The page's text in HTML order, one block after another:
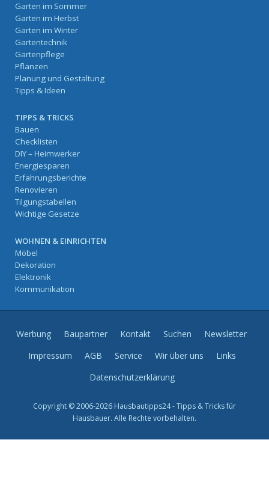
Garten im Sommer
Garten im Herbst
Garten im Winter
Gartentechnik
Gartenpflege
Pflanzen
Planung und Gestaltung
Tipps & Ideen
TIPPS & TRICKS
Bauen
Checklisten
DIY – Heimwerker
Energiesparen
Erfahrungsberichte
Renovieren
Tilgungstabellen
Wichtige Gesetze
WOHNEN & EINRICHTEN
Möbel
Dekoration
Elektronik
Kommunikation
Werbung Baupartner Kontakt Suchen
Newsletter
Impressum
AGB Service Wir über uns
Links
Datenschutzerklärung
Copyright © 2006-2026 Hausbautipps24 - Tipps & Tricks für
Hausbauer. Alle Rechte vorbehalten.